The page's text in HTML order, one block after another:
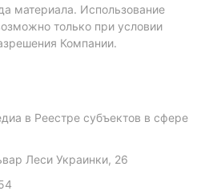
материала. Использование
только при условии
Компании.
в Реестре субъектов в сфере
Леси Украинки, 26